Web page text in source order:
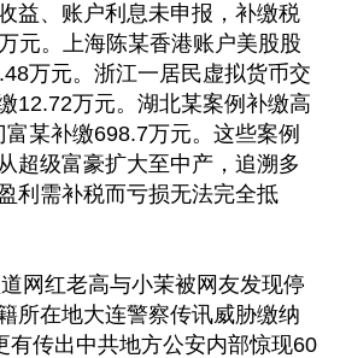
益、账户利息未申报，补缴税
元。上海陈某香港账户美股股
万元。浙江一居民虚拟货币交
12.72万元。湖北某案例补缴高
某补缴698.7万元。这些案例
超级富豪扩大至中产，追溯多
利需补税而亏损无法完全抵
网红老高与小茉被网友发现停
所在地大连警察传讯威胁缴纳
有传出中共地方公安内部惊现60